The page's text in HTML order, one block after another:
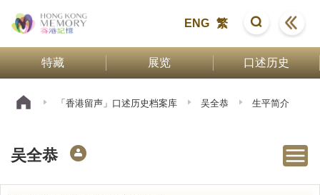
ENG 繁
特藏 展览 口述历史
「香港留声」口述历史档案库 吴全恭 生平简介
吴全恭